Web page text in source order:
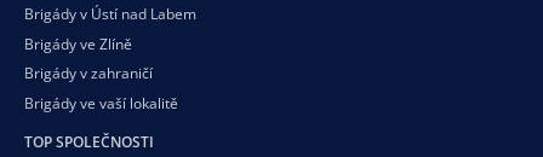
Brigády v Ústí nad Labem
Brigády ve Zlíně
Brigády v zahraničí
Brigády ve vaší lokalitě
TOP SPOLEČNOSTI